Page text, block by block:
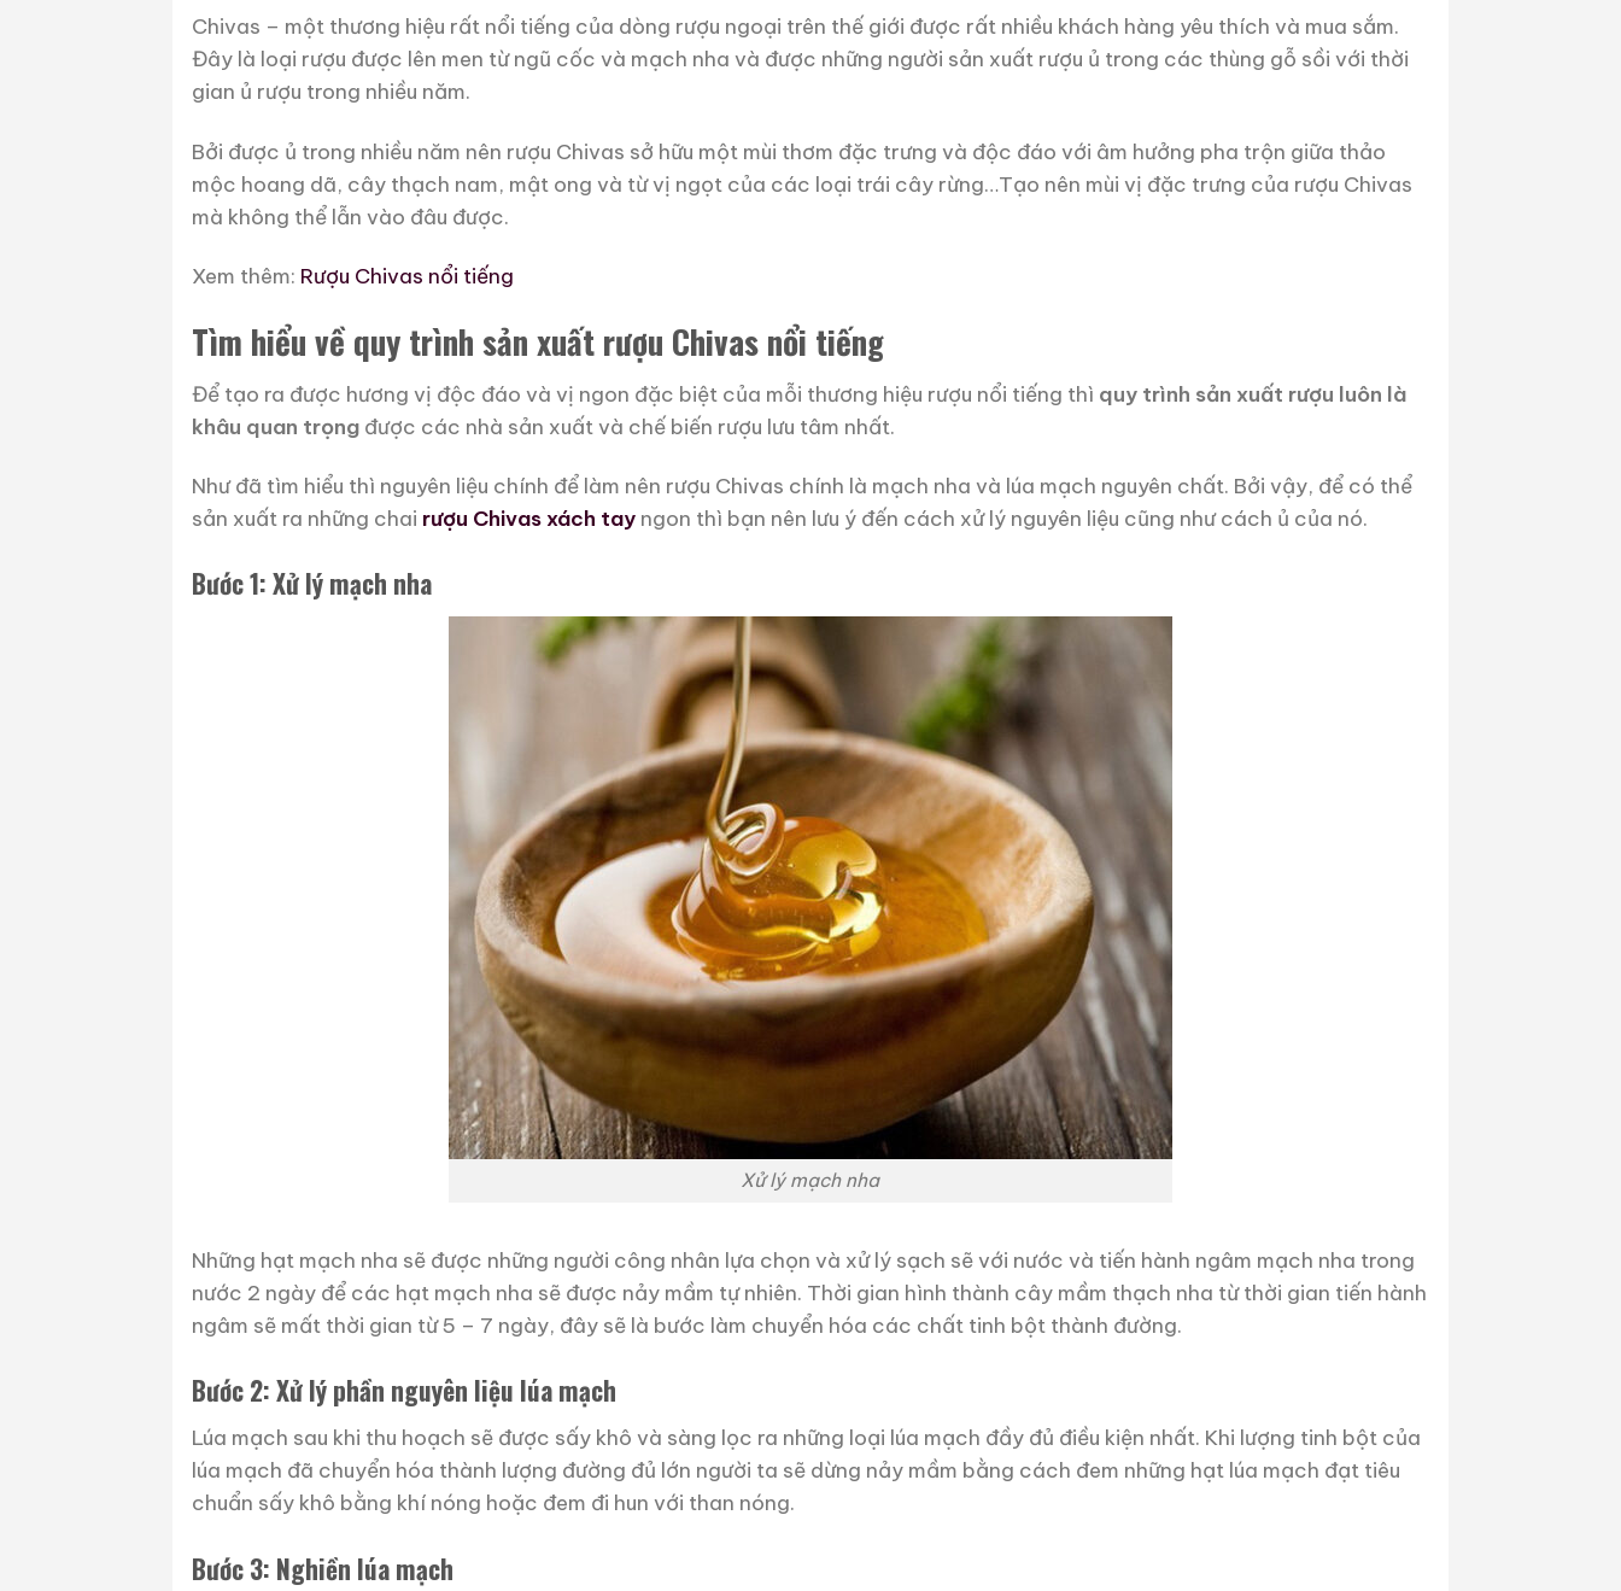
Chivas – một thương hiệu rất nổi tiếng của dòng rượu ngoại trên thế giới được rất nhiều khách hàng yêu thích và mua sắm.
Đây là loại rượu được lên men từ ngũ cốc và mạch nha và được những người sản xuất rượu ủ trong các thùng gỗ sồi với thời
gian ủ rượu trong nhiều năm.
Bởi được ủ trong nhiều năm nên rượu Chivas sở hữu một mùi thơm đặc trưng và độc đáo với âm hưởng pha trộn giữa thảo
mộc hoang dã, cây thạch nam, mật ong và từ vị ngọt của các loại trái cây rừng…Tạo nên mùi vị đặc trưng của rượu Chivas
mà không thể lẫn vào đâu được.
Xem thêm: Rượu Chivas nổi tiếng
Tìm hiểu về quy trình sản xuất rượu Chivas nổi tiếng
Để tạo ra được hương vị độc đáo và vị ngon đặc biệt của mỗi thương hiệu rượu nổi tiếng thì quy trình sản xuất rượu luôn là
khâu quan trọngđược các nhà sản xuất và chế biến rượu lưu tâm nhất.
Như đã tìm hiểu thì nguyên liệu chính để làm nên rượu Chivas chính là mạch nha và lúa mạch nguyên chất. Bởi vậy, để có thể
sản xuất ra những chai rượu Chivas xách tayngon thì bạn nên lưu ý đến cách xử lý nguyên liệu cũng như cách ủ của nó.
Bước 1: Xử lý mạch nha
Xử lý mạch nha
Những hạt mạch nha sẽ được những người công nhân lựa chọn và xử lý sạch sẽ với nước và tiến hành ngâm mạch nha trong
nước 2 ngày để các hạt mạch nha sẽ được nảy mầm tự nhiên. Thời gian hình thành cây mầm thạch nha từ thời gian tiến hành
ngâm sẽ mất thời gian từ 5 – 7 ngày, đây sẽ là bước làm chuyển hóa các chất tinh bột thành đường.
Bước 2: Xử lý phần nguyên liệu lúa mạch
Lúa mạch sau khi thu hoạch sẽ được sấy khô và sàng lọc ra những loại lúa mạch đầy đủ điều kiện nhất. Khi lượng tinh bột của
lúa mạch đã chuyển hóa thành lượng đường đủ lớn người ta sẽ dừng nảy mầm bằng cách đem những hạt lúa mạch đạt tiêu
chuẩn sấy khô bằng khí nóng hoặc đem đi hun với than nóng.
Bước 3: Nghiền lúa mạch